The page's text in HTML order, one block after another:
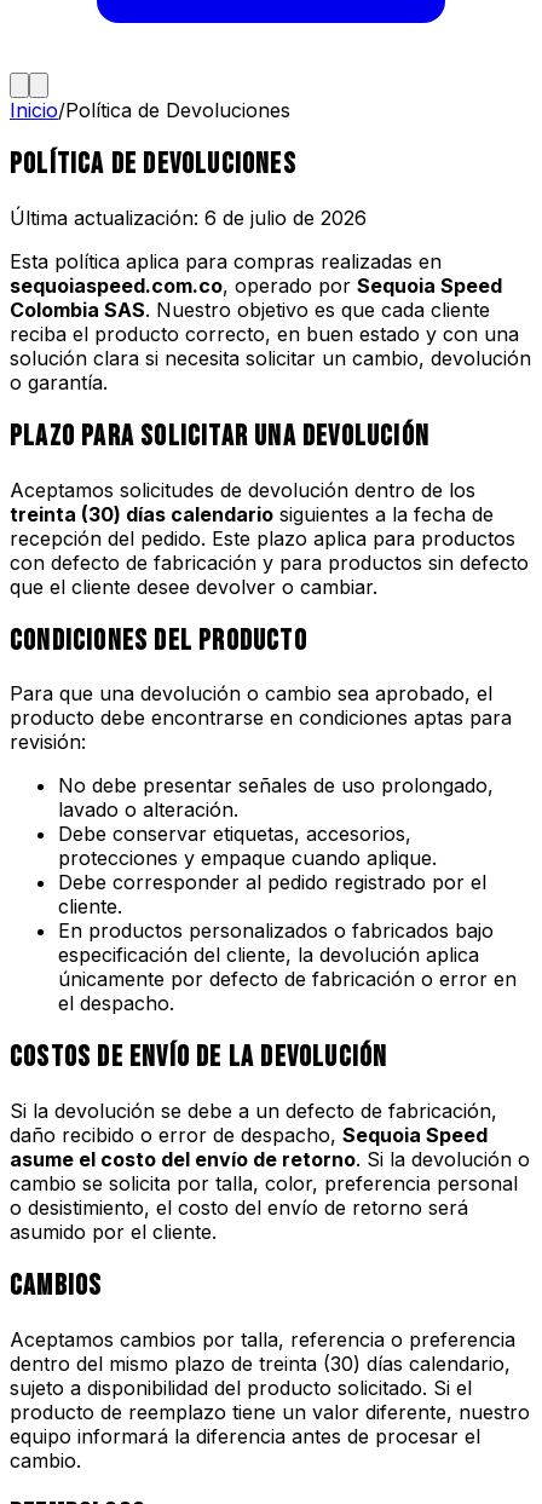
Inicio/Política de Devoluciones
Política de Devoluciones
Última actualización: 6 de julio de 2026
Esta política aplica para compras realizadas en
sequoiaspeed.com.co, operado por Sequoia Speed
Colombia SAS. Nuestro objetivo es que cada cliente
reciba el producto correcto, en buen estado y con una
solución clara si necesita solicitar un cambio, devolución
o garantía.
Plazo para solicitar una devolución
Aceptamos solicitudes de devolución dentro de los
treinta (30) días calendario siguientes a la fecha de
recepción del pedido. Este plazo aplica para productos
con defecto de fabricación y para productos sin defecto
que el cliente desee devolver o cambiar.
Condiciones del producto
Para que una devolución o cambio sea aprobado, el
producto debe encontrarse en condiciones aptas para
revisión:
No debe presentar señales de uso prolongado,
lavado o alteración.
Debe conservar etiquetas, accesorios,
protecciones y empaque cuando aplique.
Debe corresponder al pedido registrado por el
cliente.
En productos personalizados o fabricados bajo
especificación del cliente, la devolución aplica
únicamente por defecto de fabricación o error en
el despacho.
Costos de envío de la devolución
Si la devolución se debe a un defecto de fabricación,
daño recibido o error de despacho, Sequoia Speed
asume el costo del envío de retorno. Si la devolución o
cambio se solicita por talla, color, preferencia personal
o desistimiento, el costo del envío de retorno será
asumido por el cliente.
Cambios
Aceptamos cambios por talla, referencia o preferencia
dentro del mismo plazo de treinta (30) días calendario,
sujeto a disponibilidad del producto solicitado. Si el
producto de reemplazo tiene un valor diferente, nuestro
equipo informará la diferencia antes de procesar el
cambio.